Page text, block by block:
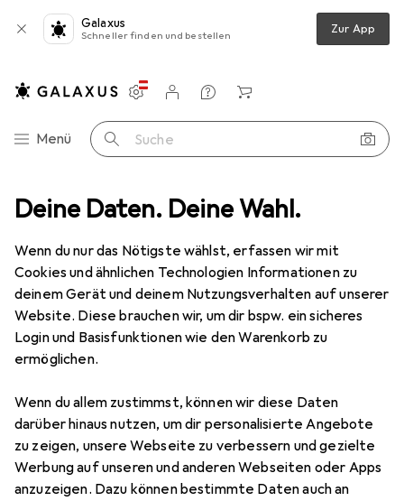
Deine Daten. Deine Wahl.
Wenn du nur das Nötigste wählst, erfassen wir mit
Cookies und ähnlichen Technologien Informationen zu
deinem Gerät und deinem Nutzungsverhalten auf unserer
Website. Diese brauchen wir, um dir bspw. ein sicheres
Login und Basisfunktionen wie den Warenkorb zu
ermöglichen.
Wenn du allem zustimmst, können wir diese Daten
darüber hinaus nutzen, um dir personalisierte Angebote
zu zeigen, unsere Webseite zu verbessern und gezielte
Werbung auf unseren und anderen Webseiten oder Apps
anzuzeigen. Dazu können bestimmte Daten auch an
Galaxus
Schneller finden und bestellen Zur App
Navigation nach Kategorien
Menü Suche
Einstellungen
Kundenkonto
Vergleichslisten
Merklisten
Warenkorb
Raspel + Feile Pferd Werkstattfeile nach PF 32 150 H3
5 Bilder
MENGENRABATT
PferdWerkstattfeile nach PF 32 150
H3
150 mm
Preis in EUR inkl. MwSt.
EUR
8,82